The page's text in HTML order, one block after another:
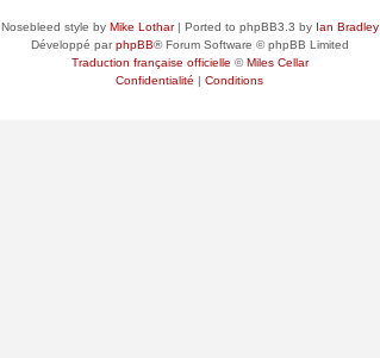
Nosebleed style by Mike Lothar| Ported to phpBB3.3 by Ian Bradley
Développé parphpBB® Forum Software © phpBB Limited
Traduction française officielle ©Miles Cellar
Confidentialité | Conditions